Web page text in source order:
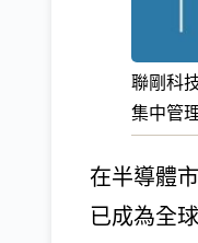
聯剛科
集中管
在半導體
已成為全